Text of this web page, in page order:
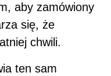
aby zamówiony
się, że
chwili.
ten sam